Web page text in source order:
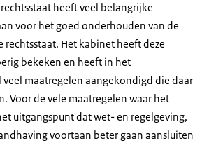
heeft veel belangrijke
voor het goed onderhouden van de
Het kabinet heeft deze
bekeken en heeft in het
veel maatregelen aangekondigd die daar
Voor de vele maatregelen waar het
uitgangspunt dat wet- en regelgeving,
voortaan beter gaan aansluiten